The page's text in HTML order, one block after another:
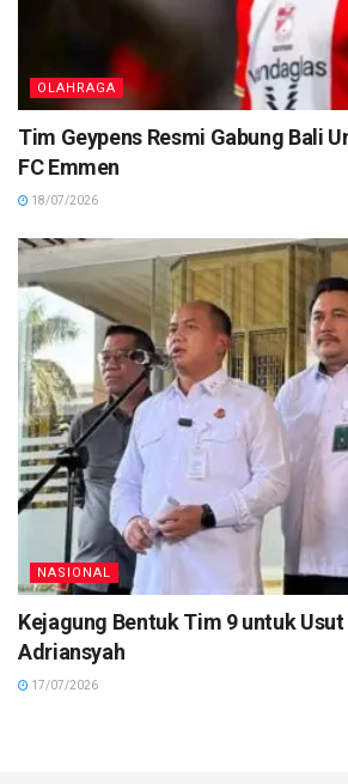
OLAHRAGA
Tim Geypens Resmi Gabung Bali
FC Emmen
18/07/2026
NASIONAL
Kejagung Bentuk Tim 9 untuk Usut
Adriansyah
17/07/2026